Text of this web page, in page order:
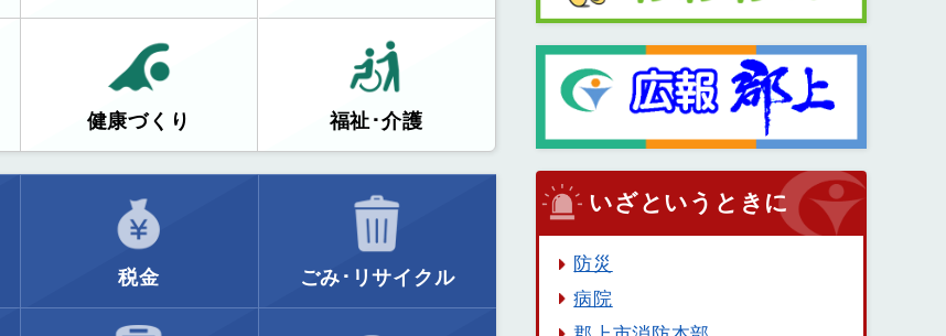
健康づくり 福祉･介護
税金 ごみ･リサイクル
いざというときに
防災
病院